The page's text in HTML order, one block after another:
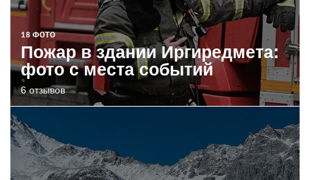
18 ФОТО
Пожар в здании Иргиредмета:
фото с места событий
6 отзывов